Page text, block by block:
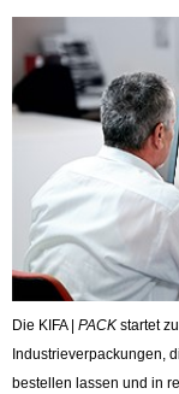
Die KIFA | PACK startet
Industrieverpackungen,
bestellen lassen und in